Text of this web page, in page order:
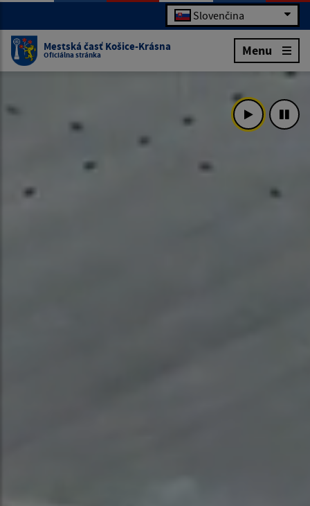
Slovenčina
Mestská časť Košice-Krásna
Oficiálna stránka Menu